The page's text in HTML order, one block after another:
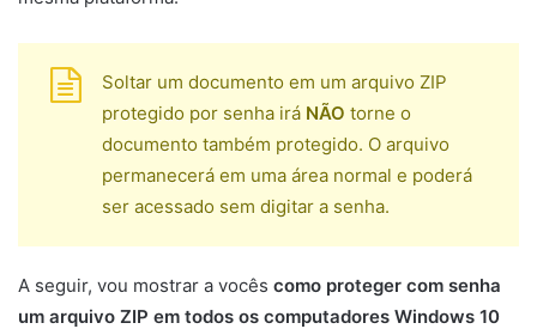
Soltar um documento em um arquivo ZIP
protegido por senha irá NÃO torne o
documento também protegido. O arquivo
permanecerá em uma área normal e poderá
ser acessado sem digitar a senha.
A seguir, vou mostrar a vocês como proteger com senha
um arquivo ZIP em todos os computadores Windows 10